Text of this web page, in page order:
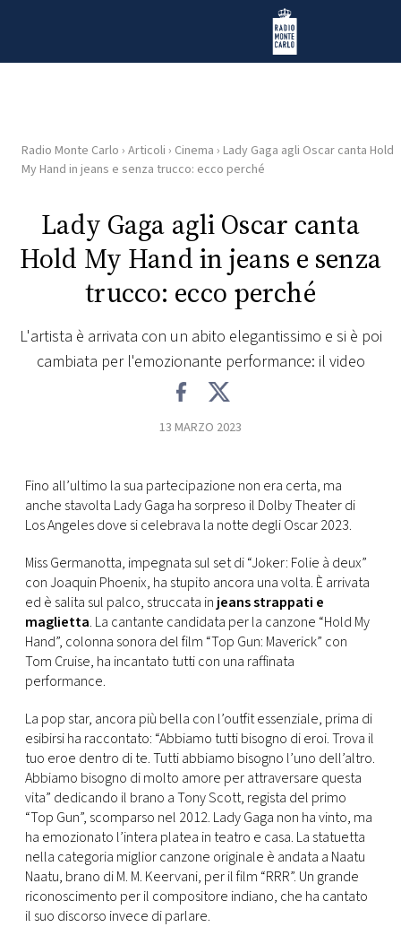
Radio Monte Carlo
HOME
RADIO
WEB
PLAYLIST
CONCORSI
VIDEO
TV
DI
MONACO
RMC
CONSIGLIA
Radio Monte Carlo › Articoli › Cinema › Lady Gaga agli Oscar canta Hold
My Hand in jeans e senza trucco: ecco perché
Lady Gaga agli Oscar canta
Hold My Hand in jeans e senza
trucco: ecco perché
L'artista è arrivata con un abito elegantissimo e si è poi
cambiata per l'emozionante performance: il video
13 MARZO 2023
Fino all’ultimo la sua partecipazione non era certa, ma
anche stavolta Lady Gaga ha sorpreso il Dolby Theater di
Los Angeles dove si celebrava la notte degli Oscar 2023.
Miss Germanotta, impegnata sul set di “Joker: Folie à deux”
con Joaquin Phoenix, ha stupito ancora una volta. È arrivata
ed è salita sul palco, struccata in jeans strappati e
maglietta. La cantante candidata per la canzone “Hold My
Hand”, colonna sonora del film “Top Gun: Maverick” con
Tom Cruise, ha incantato tutti con una raffinata
performance.
La pop star, ancora più bella con l’outfit essenziale, prima di
esibirsi ha raccontato: “Abbiamo tutti bisogno di eroi. Trova il
tuo eroe dentro di te. Tutti abbiamo bisogno l’uno dell’altro.
Abbiamo bisogno di molto amore per attraversare questa
vita” dedicando il brano a Tony Scott, regista del primo
“Top Gun”, scomparso nel 2012. Lady Gaga non ha vinto, ma
ha emozionato l’intera platea in teatro e casa. La statuetta
nella categoria miglior canzone originale è andata a Naatu
Naatu, brano di M. M. Keervani, per il film “RRR”. Un grande
riconoscimento per il compositore indiano, che ha cantato
il suo discorso invece di parlare.